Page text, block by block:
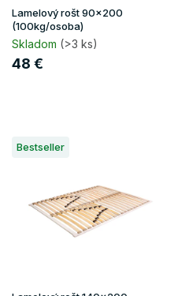
u
k
t
o
Lamelový rošt 90x200
(100kg/osoba)
Skladom (>3 ks)
48 €
Bestseller